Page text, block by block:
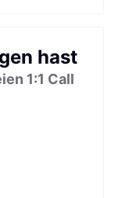
hast
1:1 Call